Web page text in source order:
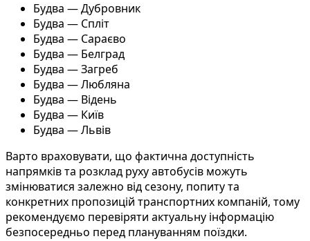
Будва — Дубровник
Будва — Спліт
Будва — Сараєво
Будва — Белград
Будва — Загреб
Будва — Любляна
Будва — Відень
Будва — Київ
Будва — Львів
Варто враховувати, що фактична доступність
напрямків та розклад руху автобусів можуть
змінюватися залежно від сезону, попиту та
конкретних пропозицій транспортних компаній, тому
рекомендуємо перевіряти актуальну інформацію
безпосередньо перед плануванням поїздки.